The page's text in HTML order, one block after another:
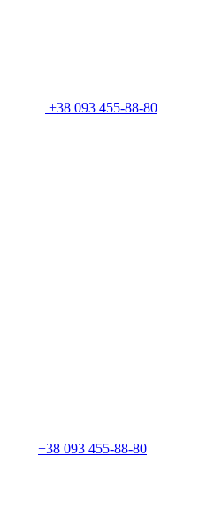
+38 093 455-88-80
+38 093 455-88-80